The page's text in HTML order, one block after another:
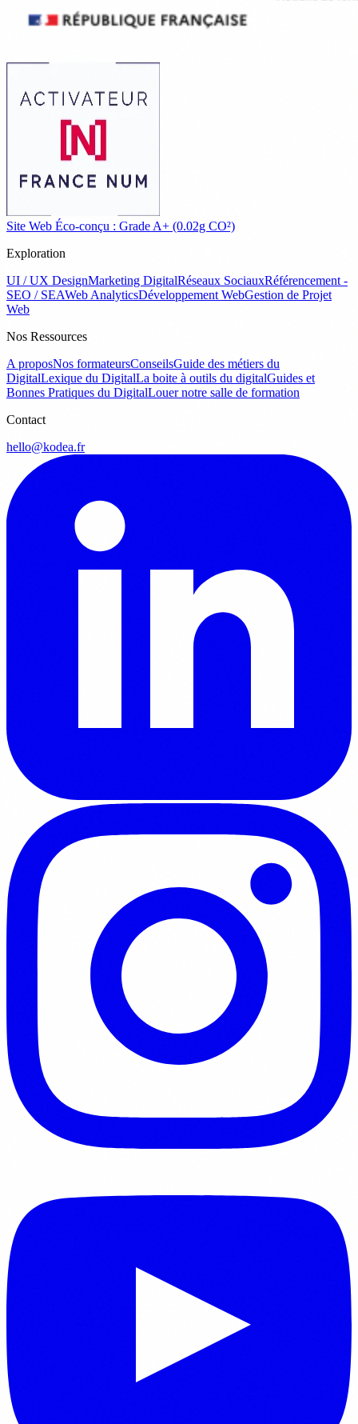
Site Web Éco-conçu : Grade A+ (0.02g CO²)
Exploration
UI / UX DesignMarketing DigitalRéseaux SociauxRéférencement -
SEO / SEAWeb AnalyticsDéveloppement WebGestion de Projet
Web
Nos Ressources
A proposNos formateursConseilsGuide des métiers du
DigitalLexique du DigitalLa boite à outils du digitalGuides et
Bonnes Pratiques du DigitalLouer notre salle de formation
Contact
hello@kodea.fr